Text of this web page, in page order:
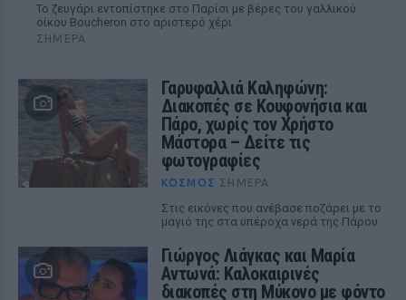
Το ζευγάρι εντοπίστηκε στο Παρίσι με βέρες του γαλλικού
οίκου Boucheron στο αριστερό χέρι
ΣΉΜΕΡΑ
Γαρυφαλλιά Καληφώνη:
Διακοπές σε Κουφονήσια και
Πάρο, χωρίς τον Χρήστο
Μάστορα – Δείτε τις
φωτογραφίες
ΚΌΣΜΟΣ ΣΉΜΕΡΑ
Στις εικόνες που ανέβασε ποζάρει με το
μαγιό της στα υπέροχα νερά της Πάρου
Γιώργος Λιάγκας και Μαρία
Αντωνά: Καλοκαιρινές
διακοπές στη Μύκονο με φόντο